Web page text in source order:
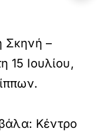
Σκηνή –
Ιουλίου,
Κέντρο